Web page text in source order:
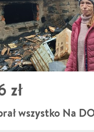
zł
wszystko Na